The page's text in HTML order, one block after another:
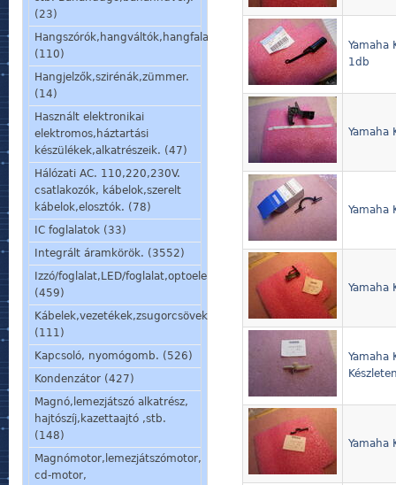
(23)
Hangszórók,hangváltók,hangfalalkatrészek,mikrofon,fülhallgató.
(110)
Hangjelzők,szirénák,zümmer.
(14)
Használt elektronikai
elektromos,háztartási
készülékek,alkatrészeik. (47)
Hálózati AC. 110,220,230V.
csatlakozók, kábelok,szerelt
kábelok,elosztók. (78)
IC foglalatok (33)
Integrált áramkörök. (3552)
Izzó/foglalat,LED/foglalat,optoelem,kijelző,jelzőlámpa.
(459)
Kábelek,vezetékek,zsugorcsövek,szigetelőcsövek.
(111)
Kapcsoló, nyomógomb. (526)
Kondenzátor (427)
Magnó,lemezjátszó alkatrész,
hajtószíj,kazettaajtó ,stb.
(148)
Magnómotor,lemezjátszómotor,
cd-motor,
Yamaha
1db
Yamaha
Yamaha
Yamaha
Yamaha
Yamaha